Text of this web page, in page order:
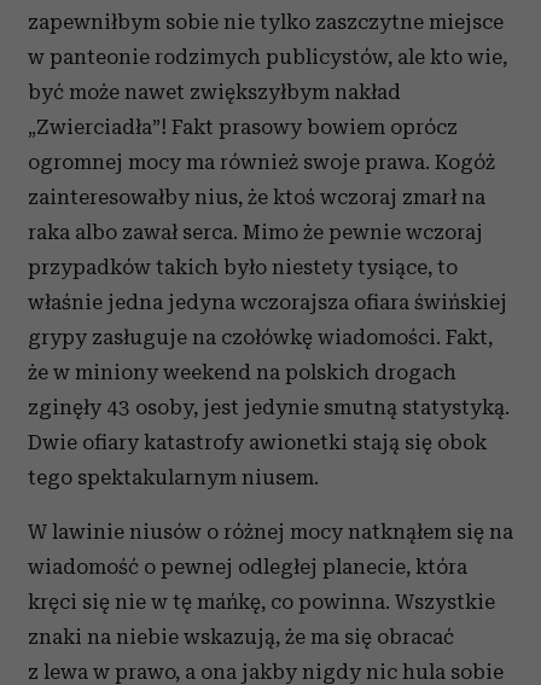
zapewniłbym sobie nie tylko zaszczytne miejsce
w panteonie rodzimych publicystów, ale kto wie,
być może nawet zwiększyłbym nakład
„Zwierciadła”! Fakt prasowy bowiem oprócz
ogromnej mocy ma również swoje prawa. Kogóż
zainteresowałby nius, że ktoś wczoraj zmarł na
raka albo zawał serca. Mimo że pewnie wczoraj
przypadków takich było niestety tysiące, to
właśnie jedna jedyna wczorajsza ofiara świńskiej
grypy zasługuje na czołówkę wiadomości. Fakt,
że w miniony weekend na polskich drogach
zginęły 43 osoby, jest jedynie smutną statystyką.
Dwie ofiary katastrofy awionetki stają się obok
tego spektakularnym niusem.
W lawinie niusów o różnej mocy natknąłem się na
wiadomość o pewnej odległej planecie, która
kręci się nie w tę mańkę, co powinna. Wszystkie
znaki na niebie wskazują, że ma się obracać
z lewa w prawo, a ona jakby nigdy nic hula sobie